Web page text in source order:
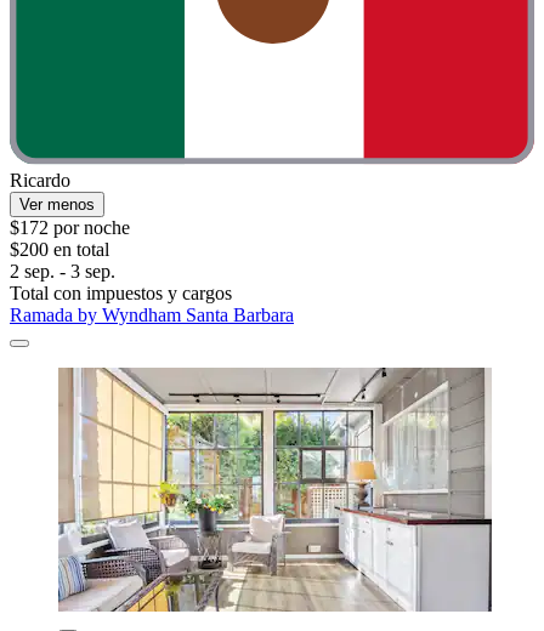
Ricardo
Ver menos
$172 por noche
$200 en total
2 sep. - 3 sep.
Total con impuestos y cargos
Ramada by Wyndham Santa Barbara